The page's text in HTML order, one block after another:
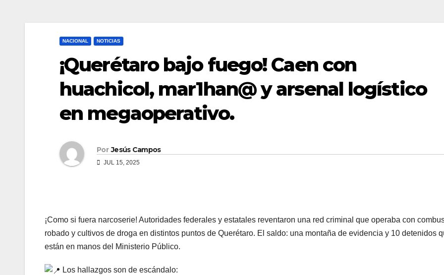
NACIONAL NOTICIAS
¡Querétaro bajo fuego! Caen con
huachicol, mar1han@ y arsenal logístico
en megaoperativo.
Por Jesús Campos
JUL 15, 2025
¡Como si fuera narcoserie! Autoridades federales y estatales reventaron una red criminal que operaba con
robado y cultivos de droga en distintos puntos de Querétaro. El saldo: una montaña de evidencia y 10 detenidos
están en manos del Ministerio Público.
Los hallazgos son de escándalo: